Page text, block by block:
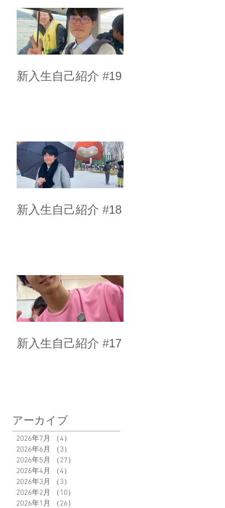
新入生自己紹介 #19
新入生自己紹介 #18
新入生自己紹介 #17
アーカイブ
2026年7月 （4）
2026年6月
（3）
2026年5月
（27）
2026年4月
（4）
2026年3月
（3）
2026年2月
（10）
2026年1月
（26）